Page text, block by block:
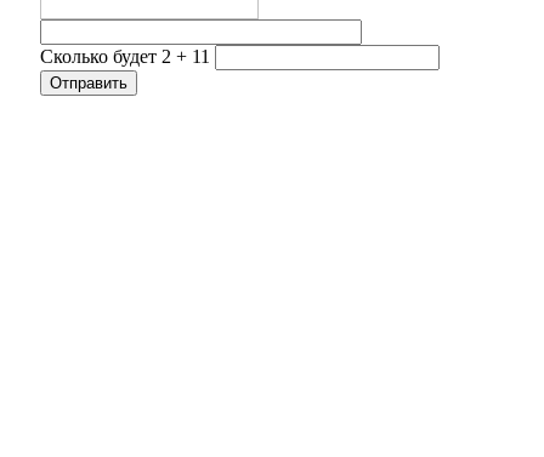
Сколько будет 2 + 11